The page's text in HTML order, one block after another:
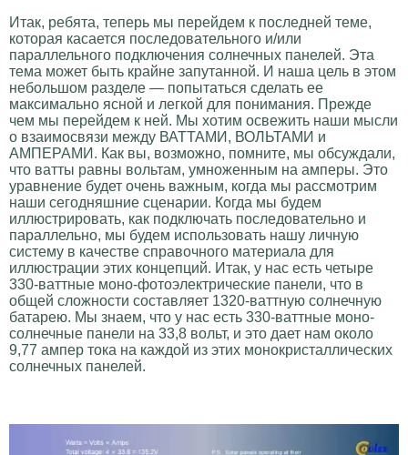
Итак, ребята, теперь мы перейдем к последней теме,
которая касается последовательного и/или
параллельного подключения солнечных панелей. Эта
тема может быть крайне запутанной. И наша цель в этом
небольшом разделе — попытаться сделать ее
максимально ясной и легкой для понимания. Прежде
чем мы перейдем к ней. Мы хотим освежить наши мысли
о взаимосвязи между ВАТТАМИ, ВОЛЬТАМИ и
АМПЕРАМИ. Как вы, возможно, помните, мы обсуждали,
что ватты равны вольтам, умноженным на амперы. Это
уравнение будет очень важным, когда мы рассмотрим
наши сегодняшние сценарии. Когда мы будем
иллюстрировать, как подключать последовательно и
параллельно, мы будем использовать нашу личную
систему в качестве справочного материала для
иллюстрации этих концепций. Итак, у нас есть четыре
330-ваттные моно-фотоэлектрические панели, что в
общей сложности составляет 1320-ваттную солнечную
батарею. Мы знаем, что у нас есть 330-ваттные моно-
солнечные панели на 33,8 вольт, и это дает нам около
9,77 ампер тока на каждой из этих монокристаллических
солнечных панелей.